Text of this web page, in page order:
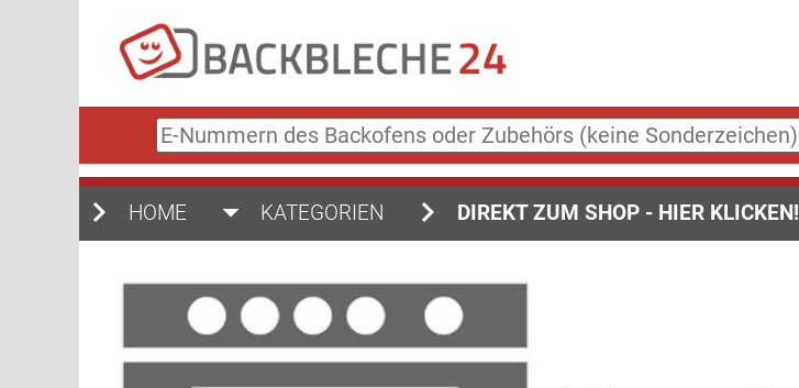
E-
Nummern
des
oder
HOME KATEGORIEN DIREKT ZUM SHOP - HIER KLICKEN!